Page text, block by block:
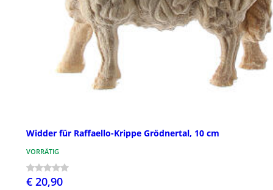
Widder für Raffaello-Krippe Grödnertal, 10 cm
VORRÄTIG
€ 20,90